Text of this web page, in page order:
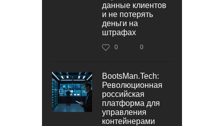
данные клиентов
и не потерять
деньги на
штрафах
0 0
BootsMan.Tech:
Революционная
российская
платформа для
управления
контейнерами